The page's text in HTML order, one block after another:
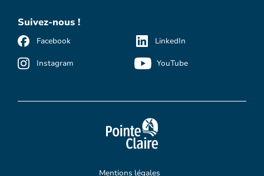
Suivez-nous !
Facebook
Instagram
LinkedIn
YouTube
Mentions légales